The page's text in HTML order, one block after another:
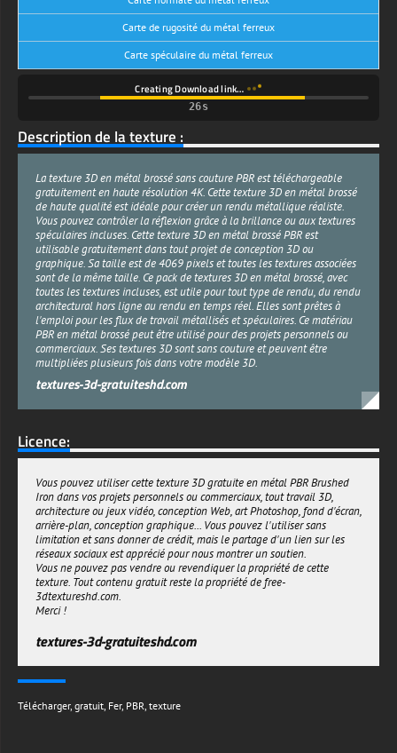
Carte de rugosité du métal ferreux
Carte spéculaire du métal ferreux
Creating Download link…
26s
Description de la texture :
La texture 3D en métal brossé sans couture PBR est téléchargeable
gratuitement en haute résolution 4K. Cette texture 3D en métal brossé
de haute qualité est idéale pour créer un rendu métallique réaliste.
Vous pouvez contrôler la réflexion grâce à la brillance ou aux textures
spéculaires incluses. Cette texture 3D en métal brossé PBR est
utilisable gratuitement dans tout projet de conception 3D ou
graphique. Sa taille est de 4069 pixels et toutes les textures associées
sont de la même taille. Ce pack de textures 3D en métal brossé, avec
toutes les textures incluses, est utile pour tout type de rendu, du rendu
architectural hors ligne au rendu en temps réel. Elles sont prêtes à
l'emploi pour les flux de travail métallisés et spéculaires. Ce matériau
PBR en métal brossé peut être utilisé pour des projets personnels ou
commerciaux. Ses textures 3D sont sans couture et peuvent être
multipliées plusieurs fois dans votre modèle 3D.
textures-3d-gratuiteshd.com
Licence:
Vous pouvez utiliser cette texture 3D gratuite en métal PBR Brushed
Iron dans vos projets personnels ou commerciaux, tout travail 3D,
architecture ou jeux vidéo, conception Web, art Photoshop, fond d'écran,
arrière-plan, conception graphique... Vous pouvez l'utiliser sans
limitation et sans donner de crédit, mais le partage d'un lien sur les
réseaux sociaux est apprécié pour nous montrer un soutien.
Vous ne pouvez pas vendre ou revendiquer la propriété de cette
texture. Tout contenu gratuit reste la propriété de free-
3dtextureshd.com.
Merci !
textures-3d-gratuiteshd.com
Télécharger, gratuit Fer, PBR texture